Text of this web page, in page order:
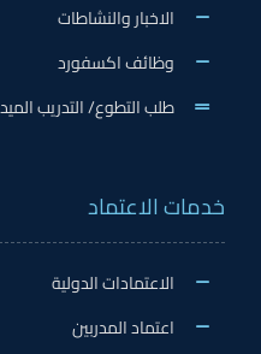
الاخبار والنشاطات
وظائف اكسفورد
طلب التطوع/ التدريب
خدمات الاعتماد
الاعتمادات الدولية
اعتماد المدربين